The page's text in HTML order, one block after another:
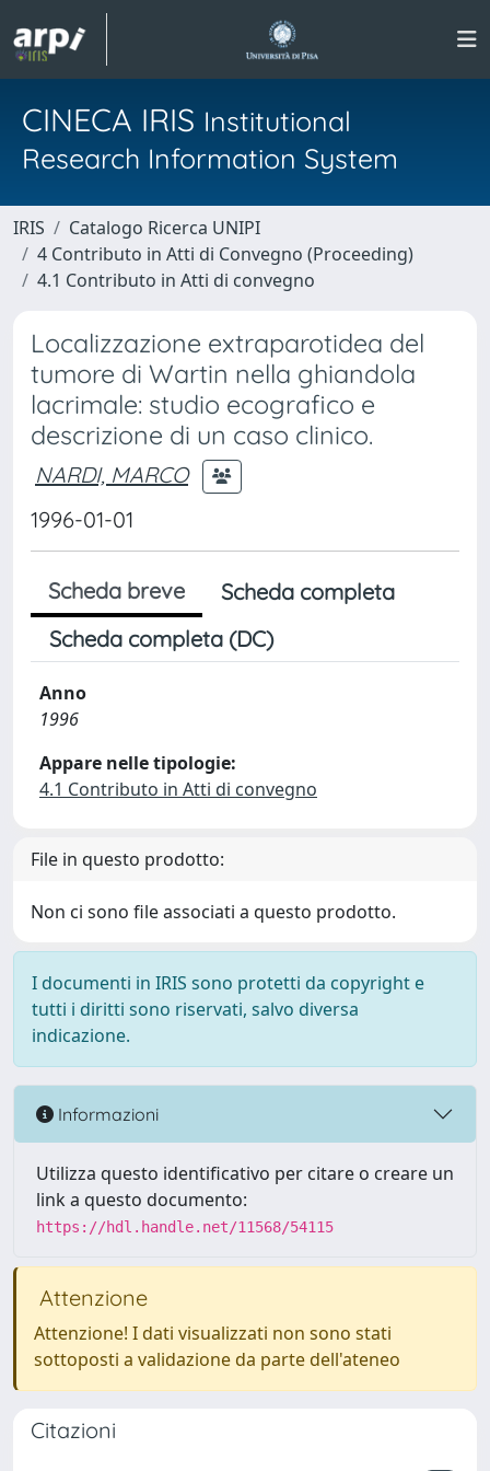
CINECA IRIS Institutional
Research Information System
IRIS
Catalogo Ricerca UNIPI
4 Contributo in Atti di Convegno (Proceeding)
4.1 Contributo in Atti di convegno
Localizzazione extraparotidea del
tumore di Wartin nella ghiandola
lacrimale: studio ecografico e
descrizione di un caso clinico.
NARDI, MARCO
1996-01-01
Scheda breve
Scheda completa
Scheda completa (DC)
Anno
1996
Appare nelle tipologie:
4.1 Contributo in Atti di convegno
File in questo prodotto:
Non ci sono file associati a questo prodotto.
I documenti in IRIS sono protetti da copyright e
tutti i diritti sono riservati, salvo diversa
indicazione.
Informazioni
Utilizza questo identificativo per citare o creare un
link a questo documento:
https://hdl.handle.net/11568/54115
Attenzione
Attenzione! I dati visualizzati non sono stati
sottoposti a validazione da parte dell'ateneo
Citazioni